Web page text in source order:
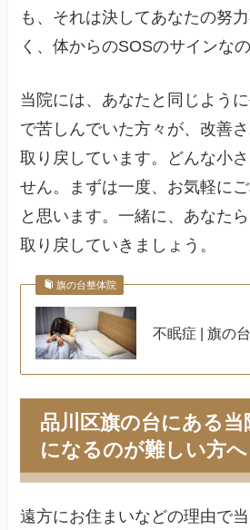
も、それは決してあなたの努
く、体からのSOSのサインなの
当院には、あなたと同じよう
で苦しんでいた方々が、改善
取り戻しています。どんな小
せん。まずは一度、お気軽に
と思います。一緒に、あなた
取り戻していきましょう。
旗の台整体院
不眠症 | 旗の
品川区旗の台にある
になるのが難しい方へ
遠方にお住まいなどの理由で